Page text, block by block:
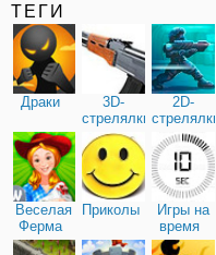
ТЕГИ
Драки
3D-
стрелялки
2D-
стрелялки
Веселая
Ферма
Приколы
Игры на
время